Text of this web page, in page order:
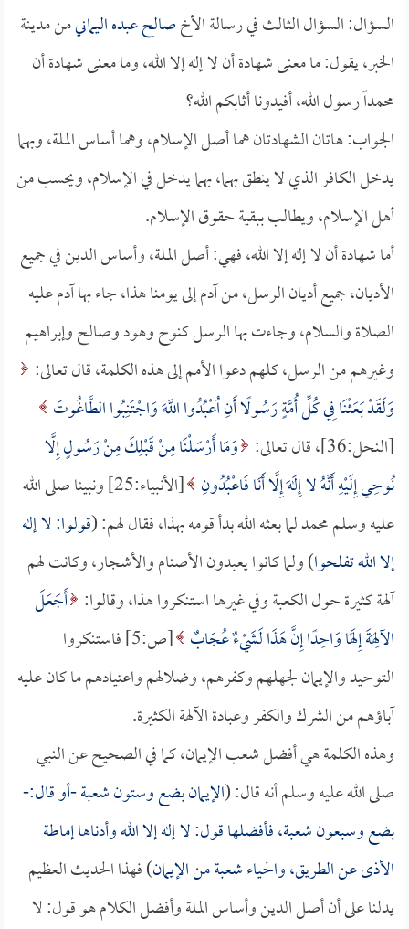
السؤال: السؤال الثالث في رسالة الأخصالح عبده اليمانيمن مدينة
الخبر، يقول: ما معنى شهادة أن لا إله إلا الله، وما معنى شهادة أن
محمداً رسول الله، أفيدونا أثابكم الله؟
الجواب: هاتان الشهادتان هما أصل الإسلام، وهما أساس الملة، وبهما
يدخل الكافر الذي لا ينطق بهما، بهما يدخل في الإسلام، ويحسب من
أهل الإسلام، ويطالب ببقية حقوق الإسلام.
أما شهادة أن لا إله إلا الله، فهي: أصل الملة، وأساس الدين في جميع
الأديان، جميع أديان الرسل، من آدم إلى يومنا هذا، جاء بها آدم عليه
الصلاة والسلام، وجاءت بها الرسل كنوح وهود وصالح وإبراهيم
وغيرهم من الرسل، كلهم دعوا الأمم إلى هذه الكلمة، قال تعالى:
وَلَقَدْ بَعَثْنَا فِي كُلِّ أُمَّةٍ رَسُولًا أَنِ اُعْبُدُوا اللَّهَ وَاجْتَنِبُوا الطَّاغُوتَ
[النحل:36]، قال تعالى:
وَمَا أَرْسَلْنَا مِنْ قَبْلِكَ مِنْ رَسُولٍ إِلَّا
نُوحِي إِلَيْهِ أَنَّهُ لا إِلَهَ إِلَّا أَنَا فَاعْبُدُونِ
[الأنبياء:25] ونبينا صلى الله
عليه وسلم محمد لما بعثه الله بدأ قومه بهذا، فقال لهم: (قولوا: لا إله
إلا الله تفلحوا) ولما كانوا يعبدون الأصنام والأشجار، وكانت لهم
آلهة كثيرة حول الكعبة وفي غيرها استنكروا هذا، وقالوا: أَجَعَلَ
الآلِهَةَ إِلَهًا وَاحِدًا إِنَّ هَذَا لَشَيْءٌ عُجَابٌ
[ص:5] فاستنكروا
التوحيد والإيمان لجهلهم وكفرهم، وضلالهم واعتيادهم ما كان عليه
آباؤهم من الشرك والكفر وعبادة الآلهة الكثيرة.
وهذه الكلمة هي أفضل شعب الإيمان، كما في الصحيح عن النبي
صلى الله عليه وسلم أنه قال: (الإيمان بضع وستون شعبة -أو قال:-
بضع وسبعون شعبة، فأفضلها قول: لا إله إلا الله وأدناها إماطة
الأذى عن الطريق، والحياء شعبة من الإيمان) فهذا الحديث العظيم
يدلنا على أن أصل الدين وأساس الملة وأفضل الكلام هو قول: لا